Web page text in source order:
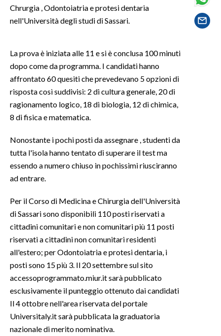
GOSSIP
SARDEGNA TURISMO
SARDI NEL MONDO
NOTIZIE
EVENTI
#CARAUNIONE
3 MINUTI CON
INFO AZIENDE
ABBONATI
ANNUNCI
SPIAGGE
STORE
Chrurgia , Odontoiatria e protesi dentaria
nell'Università degli studi di Sassari.
La prova è iniziata alle 11 e si è conclusa 100 minuti
dopo come da programma. I candidati hanno
affrontato 60 quesiti che prevedevano 5 opzioni di
risposta così suddivisi: 2 di cultura generale, 20 di
ragionamento logico, 18 di biologia, 12 di chimica,
8 di fisica e matematica.
Nonostante i pochi posti da assegnare , studenti da
tutta l'isola hanno tentato di superare il test ma
essendo a numero chiuso in pochissimi riusciranno
ad entrare.
Per il Corso di Medicina e Chirurgia dell'Università
di Sassari sono disponibili 110 posti riservati a
cittadini comunitari e non comunitari più 11 posti
riservati a cittadini non comunitari residenti
all'estero; per Odontoiatria e protesi dentaria, i
posti sono 15 più 3. Il 20 settembre sul sito
accessoprogrammato.miur.it sarà pubblicato
esclusivamente il punteggio ottenuto dai candidati
Il 4 ottobre nell'area riservata del portale
Universitaly.it sarà pubblicata la graduatoria
nazionale di merito nominativa.